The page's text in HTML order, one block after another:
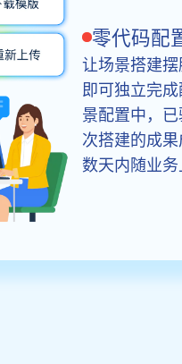
零代码配
让场景搭建
即可独立完
景配置中，
次搭建的成
数天内随业务